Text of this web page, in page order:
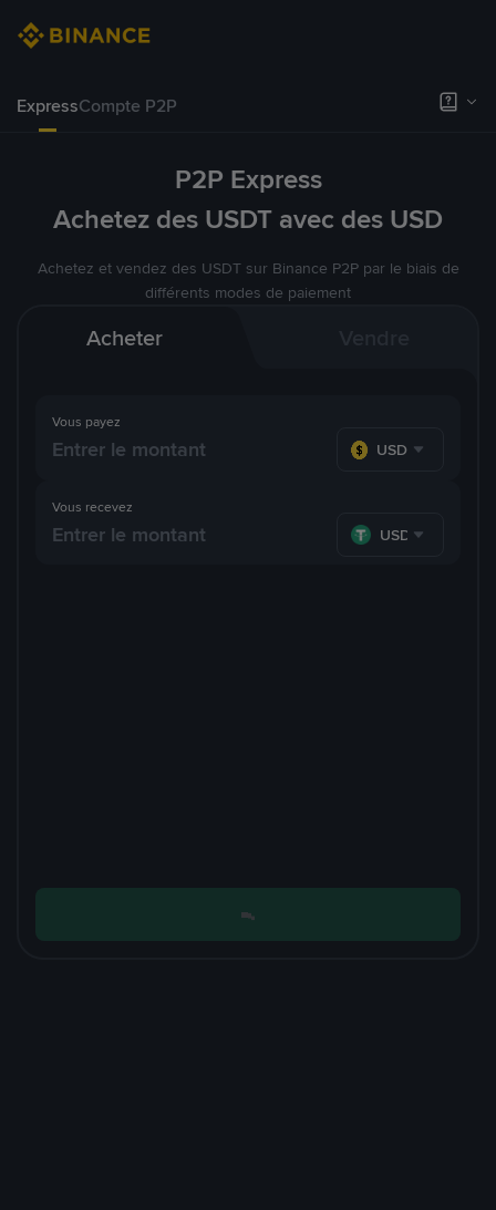
ExpressCompte P2P
P2P Express
Achetez des USDT avec des USD
Achetez et vendez des USDT sur Binance P2P par le biais de
différents modes de paiement
Acheter
Vous payez
USD
Vous recevez
USDT